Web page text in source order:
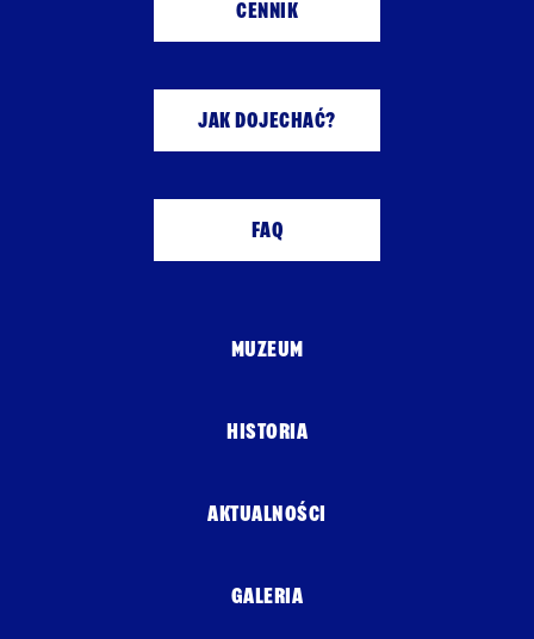
CENNIK
JAK DOJECHAĆ?
FAQ
MUZEUM
HISTORIA
AKTUALNOŚCI
GALERIA